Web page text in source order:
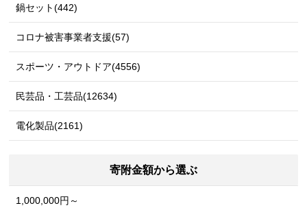
鍋セット(442)
コロナ被害事業者支援(57)
スポーツ・アウトドア(4556)
民芸品・工芸品(12634)
電化製品(2161)
寄附金額から選ぶ
1,000,000円～